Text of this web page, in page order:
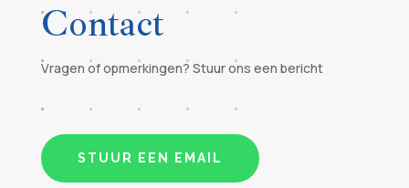
Contact
Vragen of opmerkingen? Stuur ons een bericht
STUUR EEN EMAIL